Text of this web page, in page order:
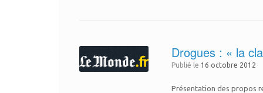
Drogues : « la
Publié le 16 octobre 2012
Présentation des propos